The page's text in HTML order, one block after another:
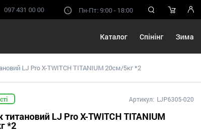
097 431 00 00 Пн-Пт: 9:00 - 18:00
Каталог Спінінг Зима
LJ Pro X-TWITCH TITANIUM 20см/5кг *2
Артикул: LJP6305-020
титановий LJ Pro X-TWITCH TITANIUM
*2